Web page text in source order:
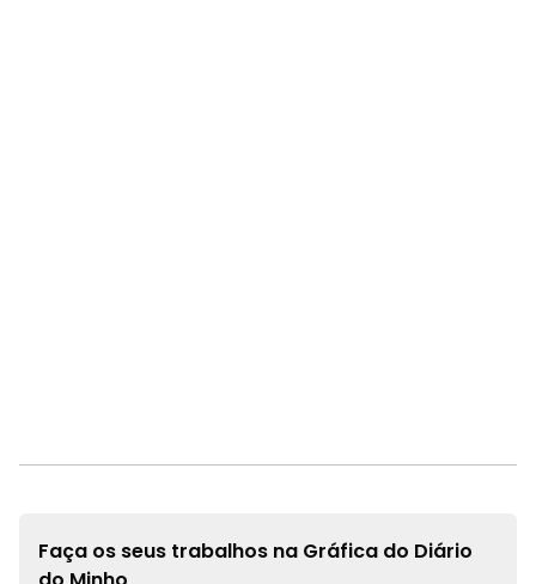
Faça os seus trabalhos na Gráfica do Diário